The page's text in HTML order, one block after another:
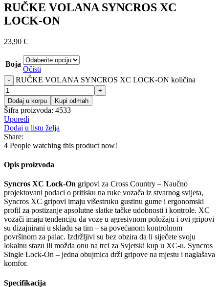
RUČKE VOLANA SYNCROS XC
LOCK-ON
23,90 €
Boja
Očisti
RUČKE VOLANA SYNCROS XC LOCK-ON količina
Dodaj u korpu Kupi odmah
Šifra proizvoda: 4533
Uporedi
Dodaj u listu želja
Share:
4 People watching this product now!
Opis proizvoda
Syncros XC Lock-On gripovi za Cross Country – Naučno
projektovani podaci o pritisku na ruke vozača iz stvarnog svijeta,
Syncros XC gripovi imaju višestruku gustinu gume i ergonomski
profil za postizanje apsolutne slatke tačke udobnosti i kontrole. XC
vozači imaju tendenciju da voze u agresivnom položaju i ovi gripovi
su dizajnirani u skladu sa tim – sa povećanom kontrolnom
površinom za palac. Izdržljivi su bez obzira da li siječete svoju
lokalnu stazu ili možda onu na trci za Svjetski kup u XC-u. Syncros
Single Lock-On – jedna obujmica drži gripove na mjestu i naglašava
komfor.
Specifikacija